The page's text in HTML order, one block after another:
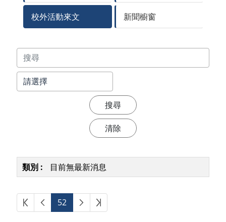
校外活動來文 新聞櫥窗
目前無最新消息
第一頁上一頁
52 下一頁最後頁